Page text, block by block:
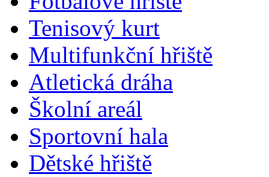
Tenisový kurt
Multifunkční hřiště
Atletická dráha
Školní areál
Sportovní hala
Dětské hřiště